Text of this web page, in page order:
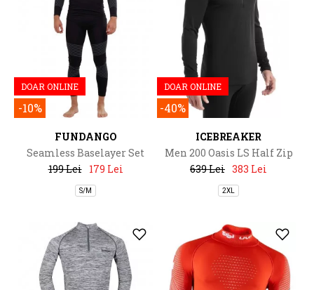
DOAR ONLINE
-10%
FUNDANGO
Seamless Baselayer Set
199 Lei
179 Lei
S/M
DOAR ONLINE
-40%
ICEBREAKER
Men 200 Oasis LS Half Zip
639 Lei 383 Lei
2XL